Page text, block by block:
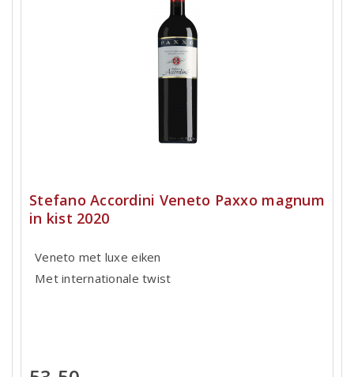
Stefano Accordini Veneto Paxxo magnum
in kist 2020
Veneto met luxe eiken
Met internationale twist